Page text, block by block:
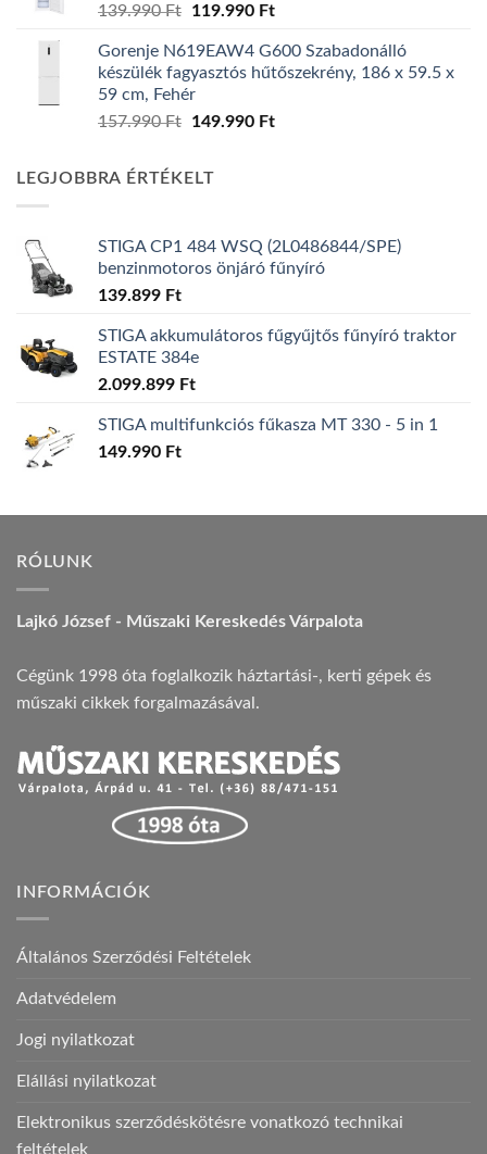
139.990Ft
Original
was:
139.990 Ft.
119.990 FtCurrent
is:
119.990 Ft.
Gorenje N619EAW4 G600 Szabadonálló
készülék fagyasztós hűtőszekrény, 186 x 59.5 x
59 cm, Fehér
157.990Ft
Original
157.990 Ft.
149.990 FtCurrent
LEGJOBBRA ÉRTÉKELT
STIGA CP1 484 WSQ (2L0486844/SPE)
benzinmotoros önjáró fűnyíró
139.899 Ft
STIGA akkumulátoros fűgyűjtős fűnyíró traktor
ESTATE 384e
2.099.899 Ft
STIGA multifunkciós fűkasza MT 330 - 5 in 1
149.990 Ft
RÓLUNK
Lajkó József - Műszaki Kereskedés Várpalota
Cégünk 1998 óta foglalkozik háztartási-, kerti gépek és
műszaki cikkek forgalmazásával.
INFORMÁCIÓK
Általános Szerződési Feltételek
Adatvédelem
Jogi nyilatkozat
Elállási nyilatkozat
Elektronikus szerződéskötésre vonatkozó technikai
feltételek